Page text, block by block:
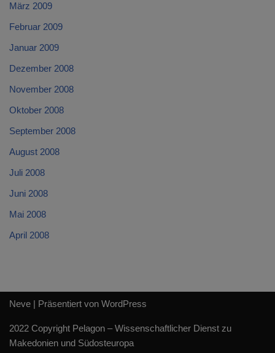
März 2009
Februar 2009
Januar 2009
Dezember 2008
November 2008
Oktober 2008
September 2008
August 2008
Juli 2008
Juni 2008
Mai 2008
April 2008
Neve | Präsentiert von WordPress
2022 Copyright Pelagon – Wissenschaftlicher Dienst zu
Makedonien und Südosteuropa